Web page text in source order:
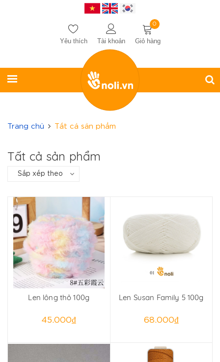
0
Giỏ hàng
Tài khoản
Yêu thích
Trang chủ Tất cả sản phẩm
Tất cả sản phẩm
Sắp xếp theo
Len lông thỏ 100g
45.000₫
Len Susan Family 5 100g
68.000₫